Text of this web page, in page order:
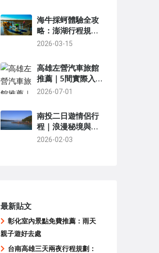
海牛採蚵體驗全攻
略：澎湖行程規
劃、價格與實用技
2026-03-15
高雄左營汽車旅館
推薦｜5間實際入
住心得與私房名單
2026-07-01
南投二日遊情侶行
程｜浪漫秘境與經
典景點全攻略
2026-02-03
最新貼文
彰化室內景點免費推薦：雨天
親子遊好去處
台南高雄三天兩夜行程規劃：